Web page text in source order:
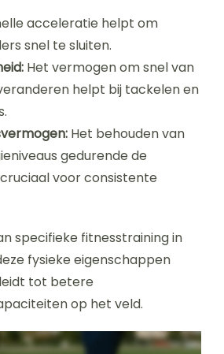
acceleratie helpt om
snel te sluiten.
Het vermogen om snel van
helpt bij tackelen en
Het behouden van
gedurende de
voor consistente
specifieke fitnesstraining in
fysieke eigenschappen
tot betere
op het veld.